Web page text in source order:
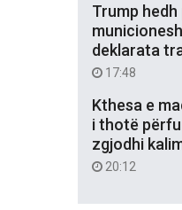
Trump
deklarata
17:48
Kthesa e
i thotë
zgjodhi
20:12